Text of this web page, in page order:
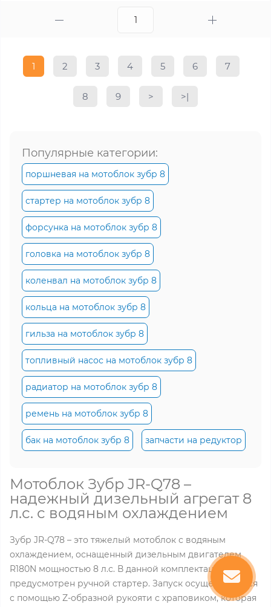
1 2 3 4 5 6 7
8 9 > >|
Популярные категории:
поршневая на мотоблок зубр 8
стартер на мотоблок зубр 8
форсунка на мотоблок зубр 8
головка на мотоблок зубр 8
коленвал на мотоблок зубр 8
кольца на мотоблок зубр 8
гильза на мотоблок зубр 8
топливный насос на мотоблок зубр 8
радиатор на мотоблок зубр 8
ремень на мотоблок зубр 8
бак на мотоблок зубр 8 запчасти на редуктор
Мотоблок Зубр JR-Q78 –
надежный дизельный агрегат 8
л.с. с водяным охлаждением
Зубр JR-Q78 – это тяжелый мотоблок с водяным
охлаждением, оснащенный дизельным двигателем
R180N мощностью 8 л.с. В данной комплектации
предусмотрен ручной стартер. Запуск осуществляется
с помощью Z-образной рукояти с храповиком, которая